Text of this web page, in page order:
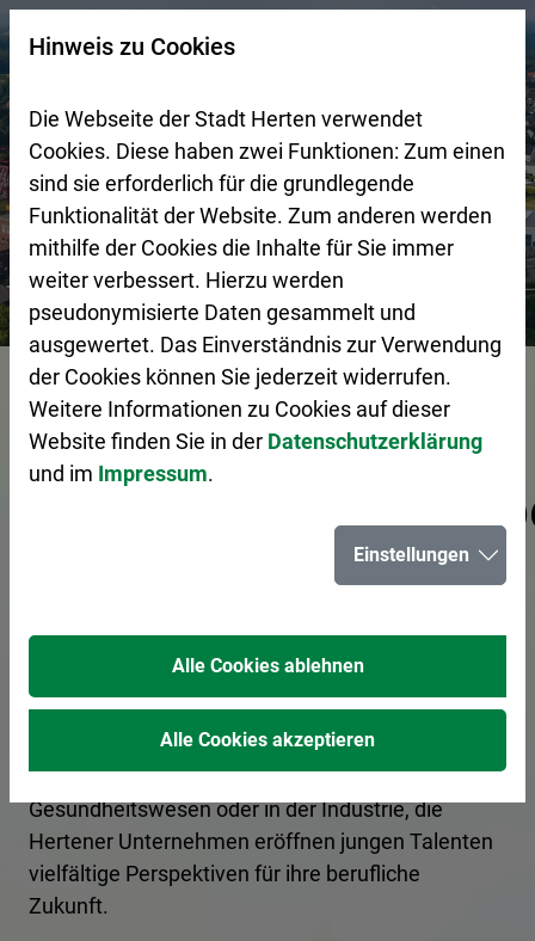
Zur Startseite (Schnelltaste 0)
Zum Seitenanfang springen (Schnelltaste A)
Zur Navigation/Menü springen (Schnelltaste M)
Zur Suche springen (Schnelltaste 8)
Zum Inhalt springen (Schnelltaste I)
Zum Fußbereich springen (Schnelltaste Z)
Stadtgestaltung Wirtschaftsförderung Tag der
Vorlesen
In Herten bieten zahlreiche Unternehmen
spannende Ausbildungsplätze und
Praktikumsmöglichkeiten für angehende
Fachkräfte an. Ob im Handwerk, im
Gesundheitswesen oder in der Industrie, die
Hertener Unternehmen eröffnen jungen Talenten
vielfältige Perspektiven für ihre berufliche
Zukunft.
Suchseite mit Schnellsuche
Hinweis zu Cookies
Die Webseite der Stadt Herten verwendet
Cookies. Diese haben zwei Funktionen: Zum einen
sind sie erforderlich für die grundlegende
Funktionalität der Website. Zum anderen werden
mithilfe der Cookies die Inhalte für Sie immer
weiter verbessert. Hierzu werden
pseudonymisierte Daten gesammelt und
ausgewertet. Das Einverständnis zur Verwendung
der Cookies können Sie jederzeit widerrufen.
Weitere Informationen zu Cookies auf dieser
Website finden Sie in der Datenschutzerklärung
und im Impressum.
Einstellungen
Alle Cookies ablehnen
Alle Cookies akzeptieren